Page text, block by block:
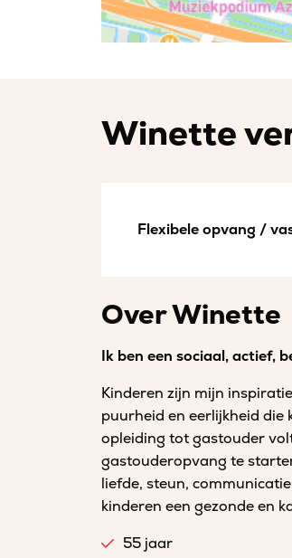
Winette
Flexibele opvang /
Over Winette
Ik ben een sociaal, actief,
Kinderen zijn mijn
puurheid en eerlijkheid die
opleiding tot gastouder
gastouderopvang te
liefde, steun,
kinderen een gezonde en
55 jaar